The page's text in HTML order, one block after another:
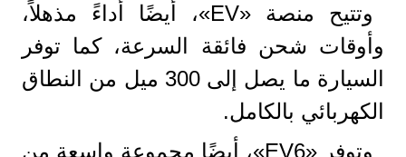
وتتيح منصة «EV»، أيضًا أداءً مذهلاً،
وأوقات شحن فائقة السرعة، كما توفر
السيارة ما يصل إلى 300 ميل من النطاق
الكهربائي بالكامل.
وتوفر «EV6»، أيضًا مجموعة واسعة من